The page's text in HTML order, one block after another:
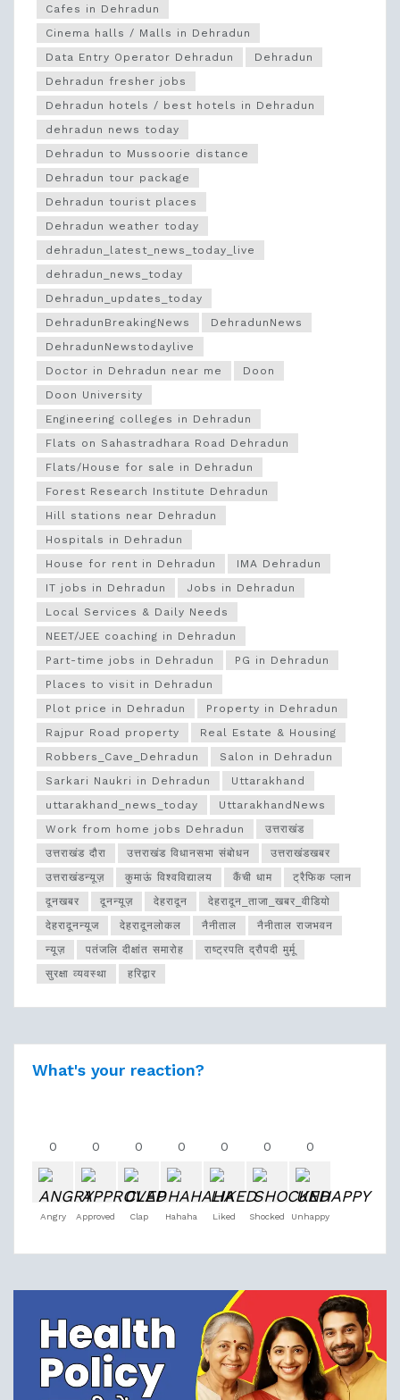
Cafes in Dehradun
Cinema halls / Malls in Dehradun
Data Entry Operator Dehradun
Dehradun
Dehradun fresher jobs
Dehradun hotels / best hotels in Dehradun
dehradun news today
Dehradun to Mussoorie distance
Dehradun tour package
Dehradun tourist places
Dehradun weather today
dehradun_latest_news_today_live
dehradun_news_today
Dehradun_updates_today
DehradunBreakingNews
DehradunNews
DehradunNewstodaylive
Doctor in Dehradun near me
Doon
Doon University
Engineering colleges in Dehradun
Flats on Sahastradhara Road Dehradun
Flats/House for sale in Dehradun
Forest Research Institute Dehradun
Hill stations near Dehradun
Hospitals in Dehradun
House for rent in Dehradun
IMA Dehradun
IT jobs in Dehradun
Jobs in Dehradun
Local Services & Daily Needs
NEET/JEE coaching in Dehradun
Part-time jobs in Dehradun
PG in Dehradun
Places to visit in Dehradun
Plot price in Dehradun
Property in Dehradun
Rajpur Road property
Real Estate & Housing
Robbers_Cave_Dehradun
Salon in Dehradun
Sarkari Naukri in Dehradun
Uttarakhand
uttarakhand_news_today
UttarakhandNews
Work from home jobs Dehradun
उत्तराखंड
उत्तराखंड दौरा
उत्तराखंड विधानसभा संबोधन
उत्तराखंडखबर
उत्तराखंडन्यूज़
कुमाऊं विश्वविद्यालय कैंची धाम
ट्रैफिक प्लान
दूनखबर
दूनन्यूज़ देहरादून
देहरादून_ताजा_खबर_वीडियो
देहरादूनन्यूज
देहरादूनलोकल नैनीताल
नैनीताल राजभवन
न्यूज़
पतंजलि दीक्षांत समारोह
राष्ट्रपति द्रौपदी मुर्मू
सुरक्षा व्यवस्था
हरिद्वार
What's your reaction?
0
Angry
0
Approved
0
Clap
0
Hahaha
0
Liked
0
Shocked
0
Unhappy